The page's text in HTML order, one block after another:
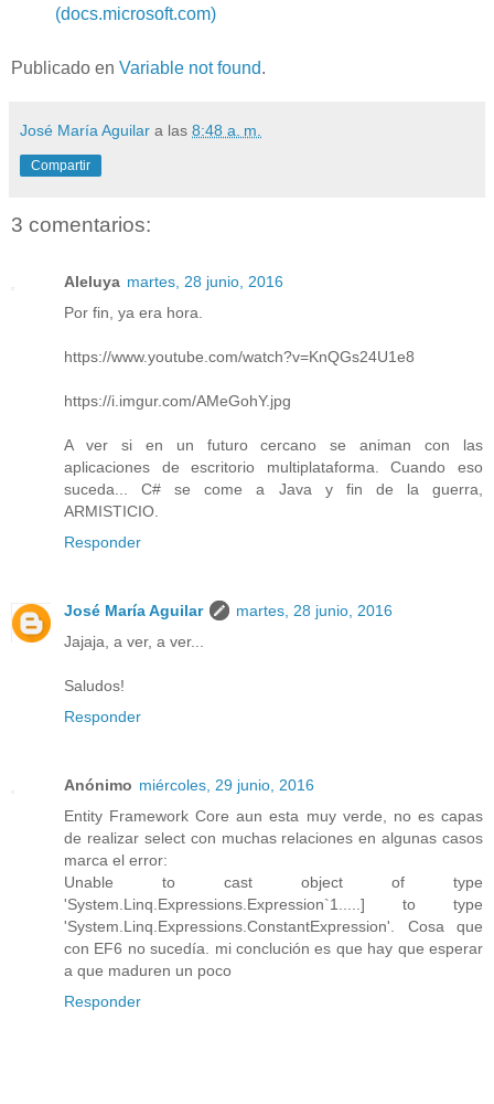
(docs.microsoft.com)
Publicado en Variable not found.
José María Aguilar a las 8:48 a. m.
Compartir
3 comentarios:
Aleluya martes, 28 junio, 2016
Por fin, ya era hora.
https://www.youtube.com/watch?v=KnQGs24U1e8
https://i.imgur.com/AMeGohY.jpg
A ver si en un futuro cercano se animan con las
aplicaciones de escritorio multiplataforma. Cuando eso
suceda... C# se come a Java y fin de la guerra,
ARMISTICIO.
Responder
José María Aguilar
martes, 28 junio, 2016
Jajaja, a ver, a ver...
Saludos!
Responder
Anónimo miércoles, 29 junio, 2016
Entity Framework Core aun esta muy verde, no es capas
de realizar select con muchas relaciones en algunas casos
marca el error:
Unable to cast object of type
'System.Linq.Expressions.Expression`1.....] to type
'System.Linq.Expressions.ConstantExpression'. Cosa que
con EF6 no sucedía. mi conclución es que hay que esperar
a que maduren un poco
Responder